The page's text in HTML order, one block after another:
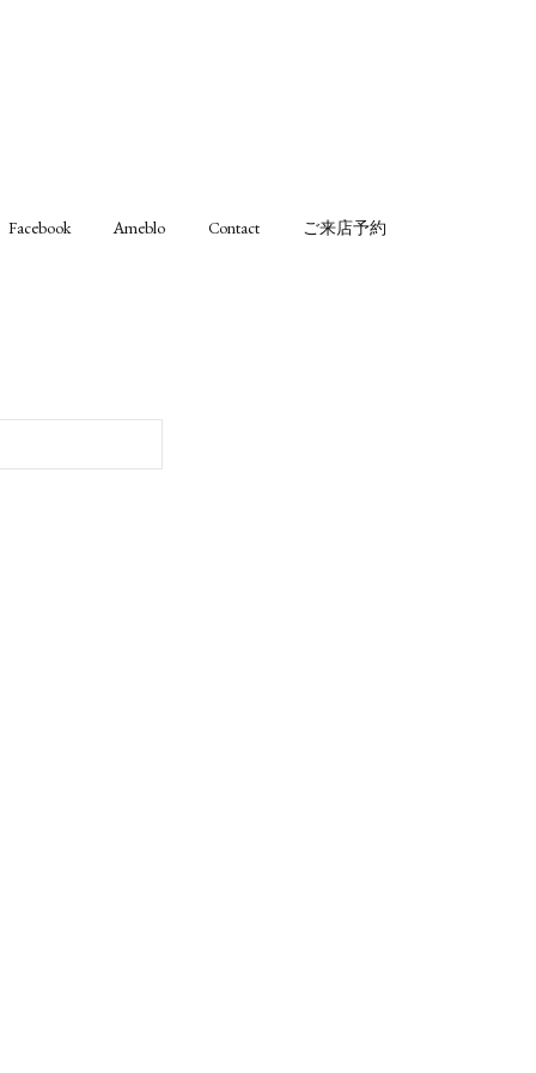
Facebook Ameblo Contact ご来店予約